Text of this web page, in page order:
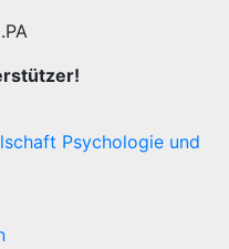
Psychologie und